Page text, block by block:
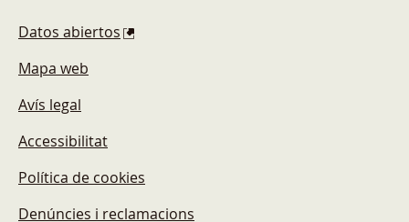
Datos abiertos
Mapa web
Avís legal
Accessibilitat
Política de cookies
Denúncies i reclamacions